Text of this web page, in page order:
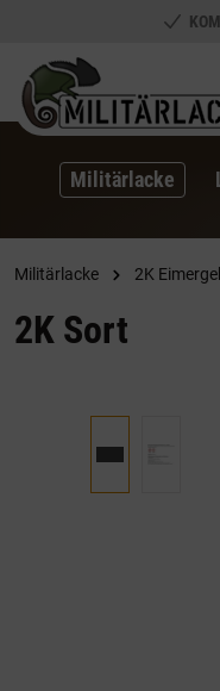
Zur
Militärlacke
Militärlacke 2K
2K Sort